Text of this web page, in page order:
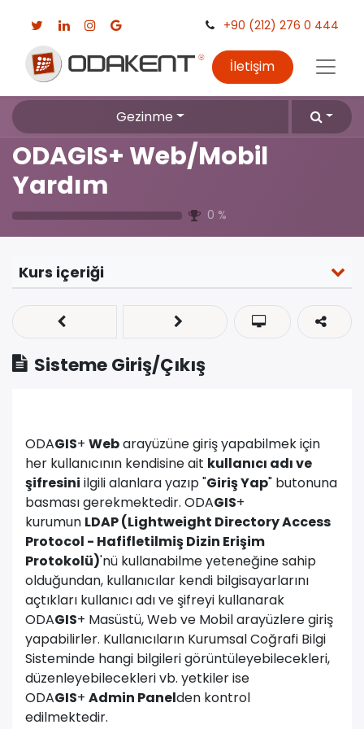
+90 (212) 276 0 444
İletişim
Gezinme
ODAGIS+ Web/Mobil
Yardım
0 %
Kurs içeriği
Sisteme Giriş/Çıkış
ODAGIS+ Webarayüzüne giriş yapabilmek için
her kullanıcının kendisine ait kullanıcı adı ve
şifresini ilgili alanlara yazıp "Giriş Yap" butonuna
basması gerekmektedir. ODAGIS+
kurumun LDAP (Lightweight Directory Access
Protocol - Hafifletilmiş Dizin Erişim
Protokolü)'nü kullanabilme yeteneğine sahip
olduğundan, kullanıcılar kendi bilgisayarlarını
açtıkları kullanıcı adı ve şifreyi kullanarak
ODAGIS+ Masüstü, Web ve Mobil arayüzlere giriş
yapabilirler. Kullanıcıların Kurumsal Coğrafi Bilgi
Sisteminde hangi bilgileri görüntüleyebilecekleri,
düzenleyebilecekleri vb. yetkiler ise
ODAGIS+ Admin Panelden kontrol
edilmektedir.